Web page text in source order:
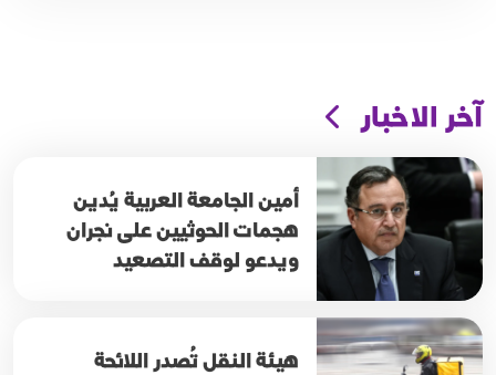
آخر الاخبار
أمين الجامعة العربية يُدين
هجمات الحوثيين على نجران
ويدعو لوقف التصعيد
هيئة النقل تُصدر اللائحة